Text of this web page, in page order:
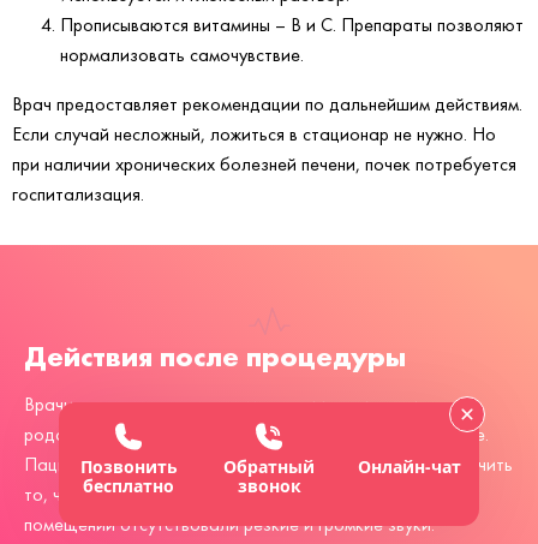
Прописываются витамины – В и С. Препараты позволяют
нормализовать самочувствие.
Врач предоставляет рекомендации по дальнейшим действиям.
Если случай несложный, ложиться в стационар не нужно. Но
при наличии хронических болезней печени, почек потребуется
госпитализация.
Действия после процедуры
Врачи предоставляют рекомендации пациенту и его
родственникам по поводу того, как действовать дальше.
Пациенту требуется абсолютный покой. Следует исключить
то, что раздражает нервную систему. Важно, чтобы в
помещении отсутствовали резкие и громкие звуки.
Позвонить
бесплатно
Обратный
звонок
Онлайн-чат